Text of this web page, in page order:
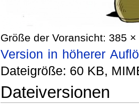
Größe der Voransicht: 385
Version in höherer
Dateigröße: 60 KB,
Dateiversionen